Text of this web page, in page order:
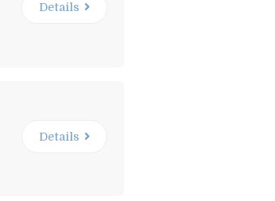
Details
Details